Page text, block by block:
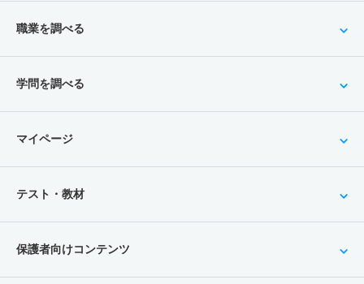
職業を調べる
学問を調べる
マイページ
テスト・教材
保護者向けコンテンツ